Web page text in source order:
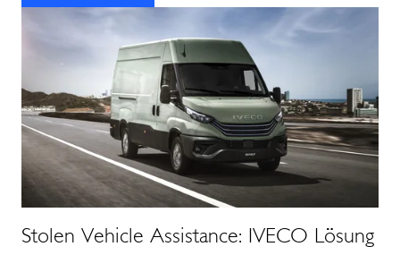
Stolen Vehicle Assistance: IVECO Lösung